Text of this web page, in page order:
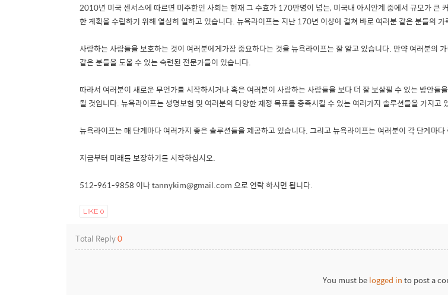
2010년 미국 센서스에 따르면 미주한인 사회는 현재 그 수효가 170만명이 넘는, 미국내 아시안계 중에서 규모가 큰
한 계획을 수립하기 위해 열심히 일하고 있습니다. 뉴욕라이프는 지난 170년 이상에 걸쳐 바로 여러분 같은 분들의
사랑하는 사람들을 보호하는 것이 여러분에게가장 중요하다는 것을 뉴욕라이프는 잘 알고 있습니다. 만약 여러분의
같은 분들을 도울 수 있는 숙련된 전문가들이 있습니다.
따라서 여러분이 새로운 무언가를 시작하시거나 혹은 여러분이 사랑하는 사람들을 보다 더 잘 보살필 수 있는 방안들
될 것입니다. 뉴욕라이프는 생명보험 및 여러분의 다양한 재정 목표를 충족시킬 수 있는 여러가지 솔루션들을 가지고
뉴욕라이프는 매 단계마다 여러가지 좋은 솔루션들을 제공하고 있습니다. 그리고 뉴욕라이프는 여러분이 각 단계마
지금부터 미래를 보장하기를 시작하십시오.
512-961-9858 이나 tannykim@gmail.com 으로 연락 하시면 됩니다.
LIKE 0
Total Reply0
You must belogged into post a